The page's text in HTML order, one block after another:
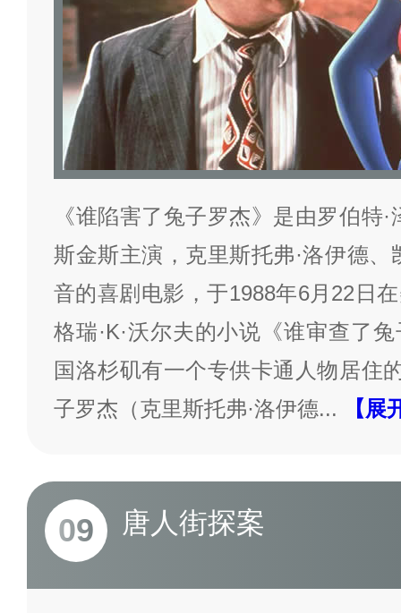
《谁陷害了兔子罗杰》是由罗伯特
斯金斯主演，克里斯托弗·洛伊德、
音的喜剧电影，于1988年6月22日
格瑞·K·沃尔夫的小说《谁审查了
国洛杉矶有一个专供卡通人物居住
子罗杰（克里斯托弗·洛伊德... 【展
09 唐人街探案